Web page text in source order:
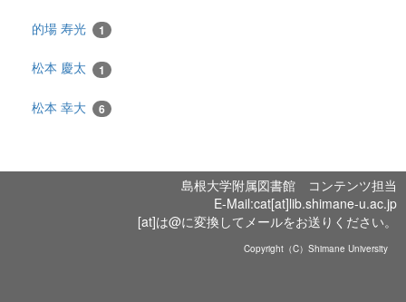
的場 寿光 1
松本 慶太 1
松本 幸大 6
島根大学附属図書館 コンテンツ担当
E-Mail:cat[at]lib.shimane-u.ac.jp
[at]は@に変換してメールをお送りください。
Copyright（C）Shimane University